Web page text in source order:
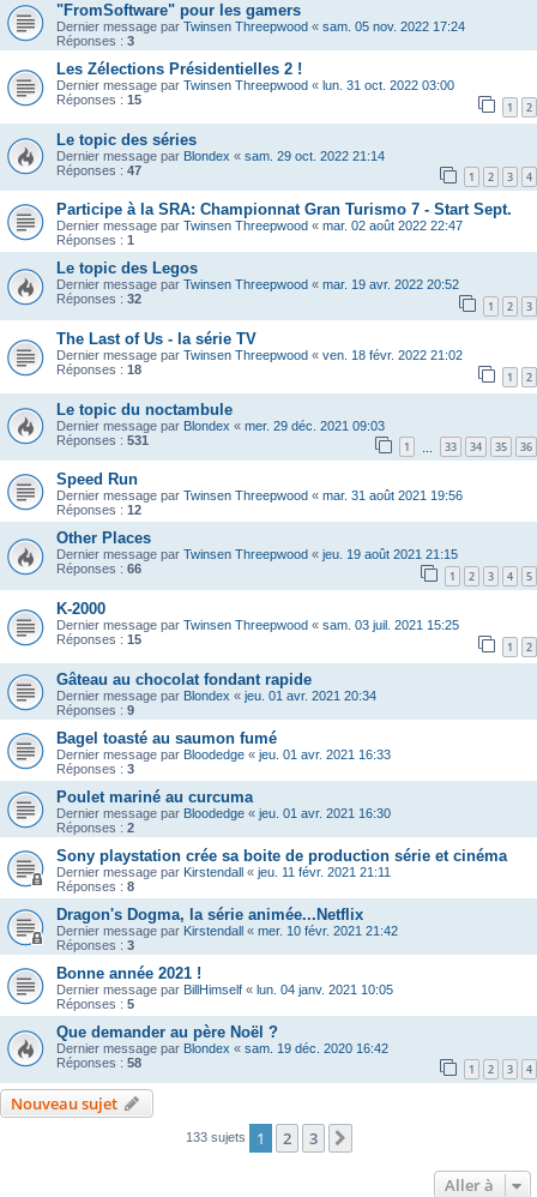
"FromSoftware" pour les gamers
Dernier message par Twinsen Threepwood « sam. 05 nov. 2022 17:24
Réponses : 3
Les Zélections Présidentielles 2 !
Dernier message par Twinsen Threepwood « lun. 31 oct. 2022 03:00
Réponses : 15 1 2
Le topic des séries
Dernier message par Blondex « sam. 29 oct. 2022 21:14
Réponses : 47 1 2 3 4
Participe à la SRA: Championnat Gran Turismo 7 - Start Sept.
Dernier message par Twinsen Threepwood « mar. 02 août 2022 22:47
Réponses : 1
Le topic des Legos
Dernier message par Twinsen Threepwood « mar. 19 avr. 2022 20:52
Réponses : 32 1 2 3
The Last of Us - la série TV
Dernier message par Twinsen Threepwood « ven. 18 févr. 2022 21:02
Réponses : 18 1 2
Le topic du noctambule
Dernier message par Blondex « mer. 29 déc. 2021 09:03
Réponses : 531 1 33 34 35 36
Speed Run
Dernier message par Twinsen Threepwood « mar. 31 août 2021 19:56
Réponses : 12
Other Places
Dernier message par Twinsen Threepwood « jeu. 19 août 2021 21:15
Réponses : 66 1 2 3 4 5
K-2000
Dernier message par Twinsen Threepwood « sam. 03 juil. 2021 15:25
Réponses : 15 1 2
Gâteau au chocolat fondant rapide
Dernier message par Blondex « jeu. 01 avr. 2021 20:34
Réponses : 9
Bagel toasté au saumon fumé
Dernier message par Bloodedge « jeu. 01 avr. 2021 16:33
Réponses : 3
Poulet mariné au curcuma
Dernier message par Bloodedge « jeu. 01 avr. 2021 16:30
Réponses : 2
Sony playstation crée sa boite de production série et cinéma
Dernier message par Kirstendall « jeu. 11 févr. 2021 21:11
Réponses : 8
Dragon's Dogma, la série animée...Netflix
Dernier message par Kirstendall « mer. 10 févr. 2021 21:42
Réponses : 3
Bonne année 2021 !
Dernier message par BillHimself « lun. 04 janv. 2021 10:05
Réponses : 5
Que demander au père Noël ?
Dernier message par Blondex « sam. 19 déc. 2020 16:42
Réponses : 58 1 2 3 4
Nouveau sujet
133 sujets 1 2 3
Aller à